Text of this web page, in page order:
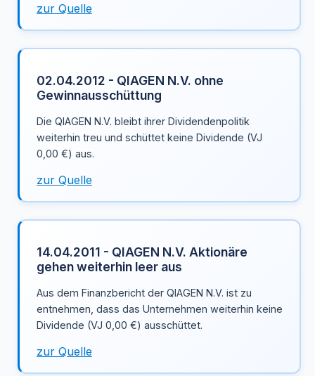
zur Quelle
02.04.2012 - QIAGEN N.V. ohne
Gewinnausschüttung
Die QIAGEN N.V. bleibt ihrer Dividendenpolitik
weiterhin treu und schüttet keine Dividende (VJ
0,00 €) aus.
zur Quelle
14.04.2011 - QIAGEN N.V. Aktionäre
gehen weiterhin leer aus
Aus dem Finanzbericht der QIAGEN N.V. ist zu
entnehmen, dass das Unternehmen weiterhin keine
Dividende (VJ 0,00 €) ausschüttet.
zur Quelle